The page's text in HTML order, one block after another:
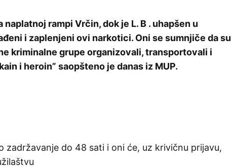
naplatnoj rampi Vrčin, dok je L. B . uhapšen u
i zaplenjeni ovi narkotici. Oni se sumnjiče da su
kriminalne grupe organizovali, transportovali i
i heroin” saopšteno je danas iz MUP.
zadržavanje do 48 sati i oni će, uz krivičnu prijavu,